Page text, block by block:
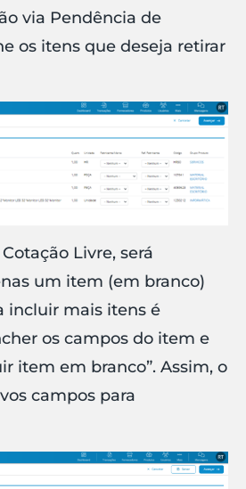
via Pendência de
os itens que deseja retirar
Livre, será
um item (em branco)
incluir mais itens é
os campos do item e
item em branco”. Assim, o
campos para